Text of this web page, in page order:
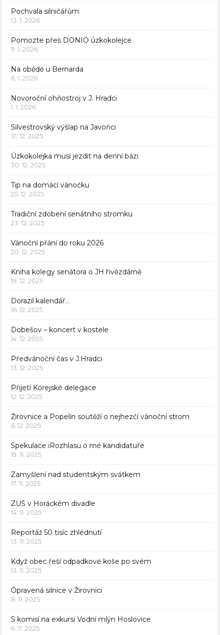
Pochvala silničářům
13. 1. 2026
Pomozte přes DONIO úzkokolejce
9. 1. 2026
Na obědě u Bernarda
6. 1. 2026
Novoroční ohňostroj v J. Hradci
1. 1. 2026
Silvestrovský výšlap na Javořici
31. 12. 2025
Úzkokolejka musí jezdit na denní bázi
30. 12. 2025
Tip na domácí vánočku
25. 12. 2025
Tradiční zdobení senátního stromku
23. 12. 2025
Vánoční přání do roku 2026
20. 12. 2025
Kniha kolegy senátora o JH hvězdárně
19. 12. 2025
Dorazil kalendář…
16. 12. 2025
Dobešov – koncert v kostele
14. 12. 2025
Předvánoční čas v J.Hradci
13. 12. 2025
Přijetí Korejské delegace
12. 12. 2025
Žirovnice a Popelín soutěží o nejhezčí vánoční strom
6. 12. 2025
Spekulace iRozhlasu o mé kandidatuře
19. 11. 2025
Zamyšlení nad studentským svátkem
17. 11. 2025
ZUŠ v Horáckém divadle
14. 11. 2025
Reportáž 50 tisíc zhlédnutí
13. 11. 2025
Když obec řeší odpadkové koše po svém
13. 11. 2025
Opravená silnice v Žirovnici
8. 11. 2025
S komisí na exkursi Vodní mlýn Hoslovice
6. 11. 2025